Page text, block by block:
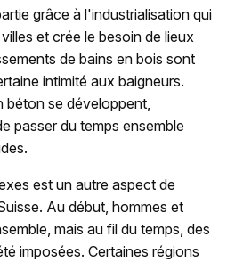
grâce à l'industrialisation qui
et crée le besoin de lieux
de bains en bois sont
intimité aux baigneurs.
béton se développent,
passer du temps ensemble
est un autre aspect de
Au début, hommes et
mais au fil du temps, des
imposées. Certaines régions